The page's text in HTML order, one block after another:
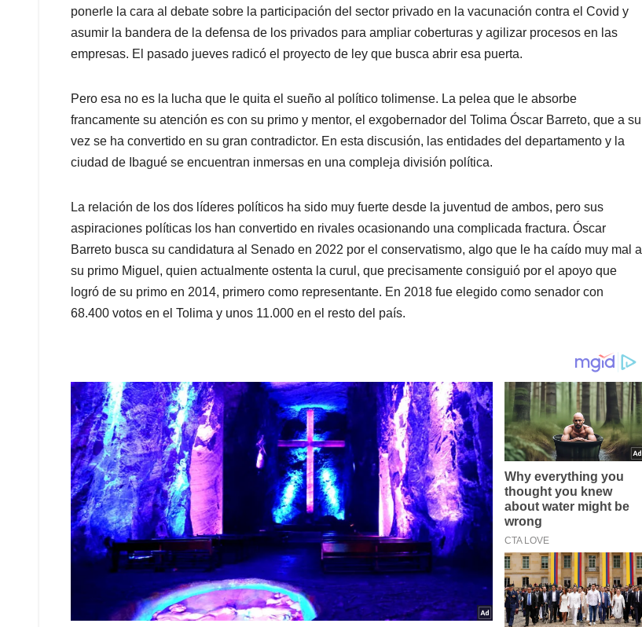
p
p
o
k
I
n
s
ponerle la cara al debate sobre la participación del sector privado en la vacunación contra el Covid y
asumir la bandera de la defensa de los privados para ampliar coberturas y agilizar procesos en las
empresas. El pasado jueves radicó el proyecto de ley que busca abrir esa puerta.
Pero esa no es la lucha que le quita el sueño al político tolimense. La pelea que le absorbe
francamente su atención es con su primo y mentor, el exgobernador del Tolima Óscar Barreto, que a su
vez se ha convertido en su gran contradictor. En esta discusión, las entidades del departamento y la
ciudad de Ibagué se encuentran inmersas en una compleja división política.
La relación de los dos líderes políticos ha sido muy fuerte desde la juventud de ambos, pero sus
aspiraciones políticas los han convertido en rivales ocasionando una complicada fractura. Óscar
Barreto busca su candidatura al Senado en 2022 por el conservatismo, algo que le ha caído muy mal a
su primo Miguel, quien actualmente ostenta la curul, que precisamente consiguió por el apoyo que
logró de su primo en 2014, primero como representante. En 2018 fue elegido como senador con
68.400 votos en el Tolima y unos 11.000 en el resto del país.